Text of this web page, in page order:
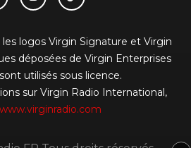
logos Virgin Signature et Virgin
déposées de Virgin Enterprises
utilisés sous licence.
sur Virgin Radio International,
www.virginradio.com